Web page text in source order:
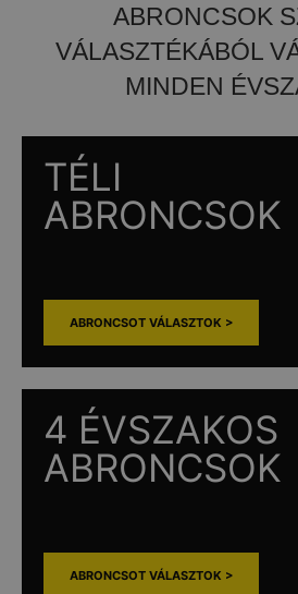
ABRONCSOK
VÁLASZTÉKÁBÓL
MINDEN
TÉLI
ABRONCSOK
ABRONCSOT VÁLASZTOK >
4 ÉVSZAKOS
ABRONCSOK
ABRONCSOT VÁLASZTOK >